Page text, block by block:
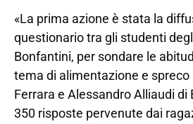
«La prima azione è stata la
questionario tra gli studenti
Bonfantini, per sondare le
tema di alimentazione e spreco
Ferrara e Alessandro Alliaudi di
350 risposte pervenute dai